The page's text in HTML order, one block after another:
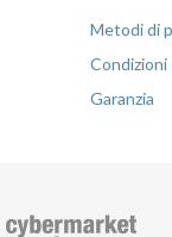
Metodi di
Condizioni
Garanzia